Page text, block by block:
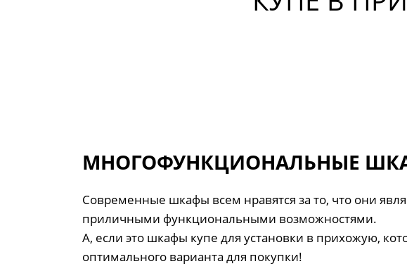
МНОГОФУНКЦИОНАЛЬНЫЕ
Современные шкафы всем нравятся за то, что они
приличными функциональными возможностями.
А, если это шкафы купе для установки в прихожую,
оптимального варианта для покупки!